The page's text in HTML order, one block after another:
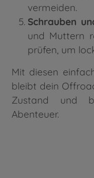
vermeiden.
Schrauben
und Muttern
prüfen, um
Mit diesen
bleibt dein
Zustand und
Abenteuer.